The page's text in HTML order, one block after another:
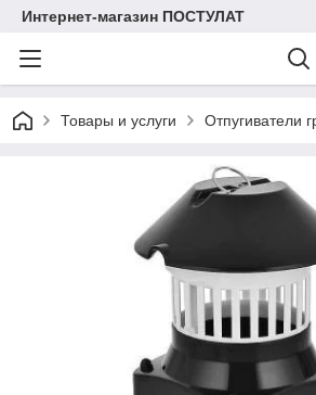
Интернет-магазин ПОСТУЛАТ
Товары и услуги Отпугиватели